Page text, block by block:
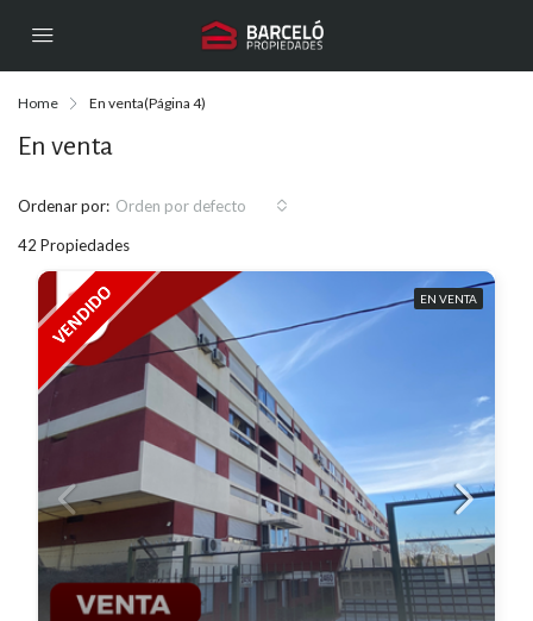
Home En venta(Página 4)
En venta
42 Propiedades
Ordenar por: Orden por defecto
EN VENTA